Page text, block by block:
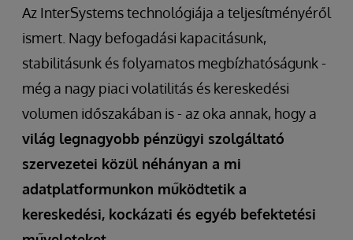
to
Future-
Proof
its
Equity
Trading
Platform
Az InterSystems technológiája a teljesítményéről
ismert. Nagy befogadási kapacitásunk,
stabilitásunk és folyamatos megbízhatóságunk -
még a nagy piaci volatilitás és kereskedési
volumen időszakában is - az oka annak, hogy a
világ legnagyobb pénzügyi szolgáltató
szervezetei közül néhányan a mi
adatplatformunkon működtetik a
kereskedési, kockázati és egyéb befektetési